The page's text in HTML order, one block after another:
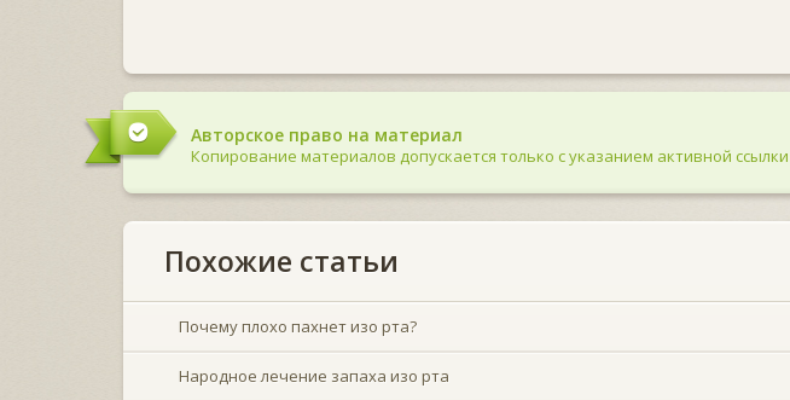
Авторское право на материал
Копирование материалов допускается только с указанием активной
Похожие статьи
Почему плохо пахнет изо рта?
Народное лечение запаха изо рта